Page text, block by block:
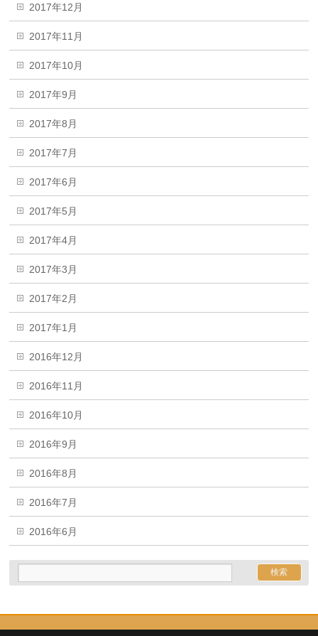
2017年12月
2017年11月
2017年10月
2017年9月
2017年8月
2017年7月
2017年6月
2017年5月
2017年4月
2017年3月
2017年2月
2017年1月
2016年12月
2016年11月
2016年10月
2016年9月
2016年8月
2016年7月
2016年6月